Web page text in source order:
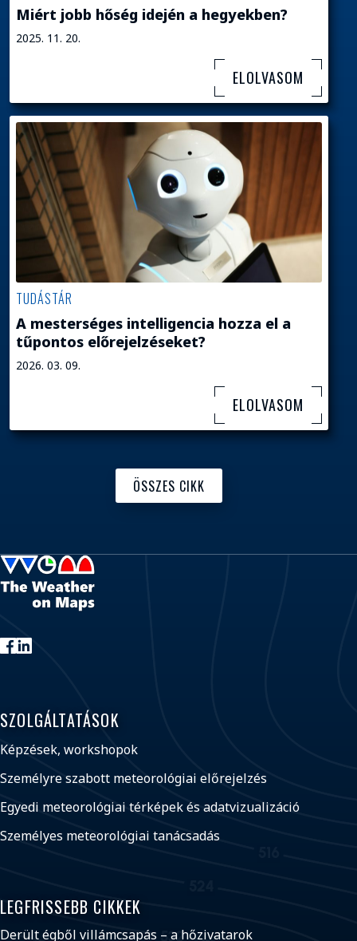
Miért jobb hőség idején a hegyekben?
2025. 11. 20.
ELOLVASOM
TUDÁSTÁR
A mesterséges intelligencia hozza el a
tűpontos előrejelzéseket?
2026. 03. 09.
ELOLVASOM
ÖSSZES CIKK
SZOLGÁLTATÁSOK
Képzések, workshopok
Személyre szabott meteorológiai előrejelzés
Egyedi meteorológiai térképek és adatvizualizáció
Személyes meteorológiai tanácsadás
LEGFRISSEBB CIKKEK
Derült égből villámcsapás – a hőzivatarok